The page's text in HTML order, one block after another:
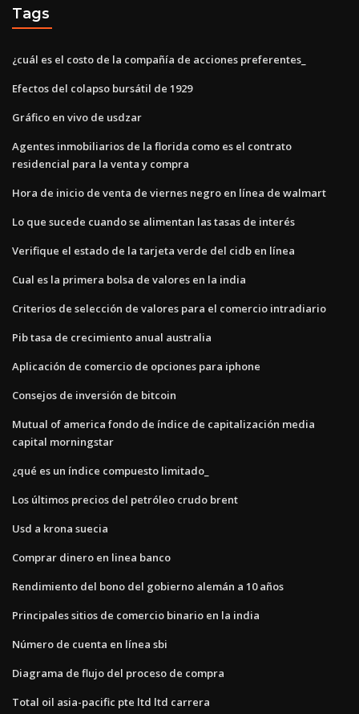
Tags
¿cuál es el costo de la compañía de acciones preferentes_
Efectos del colapso bursátil de 1929
Gráfico en vivo de usdzar
Agentes inmobiliarios de la florida como es el contrato
residencial para la venta y compra
Hora de inicio de venta de viernes negro en línea de walmart
Lo que sucede cuando se alimentan las tasas de interés
Verifique el estado de la tarjeta verde del cidb en línea
Cual es la primera bolsa de valores en la india
Criterios de selección de valores para el comercio intradiario
Pib tasa de crecimiento anual australia
Aplicación de comercio de opciones para iphone
Consejos de inversión de bitcoin
Mutual of america fondo de índice de capitalización media
capital morningstar
¿qué es un índice compuesto limitado_
Los últimos precios del petróleo crudo brent
Usd a krona suecia
Comprar dinero en linea banco
Rendimiento del bono del gobierno alemán a 10 años
Principales sitios de comercio binario en la india
Número de cuenta en línea sbi
Diagrama de flujo del proceso de compra
Total oil asia-pacific pte ltd ltd carrera